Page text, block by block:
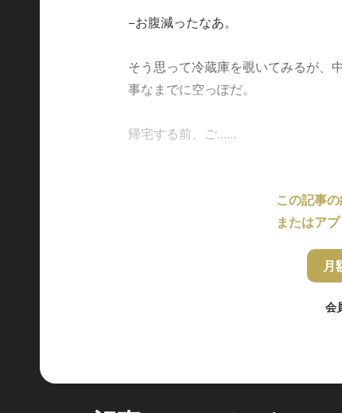
−お腹減ったなあ。
そう思って冷蔵庫を覗いてみるが、
事なまでに空っぽだ。
帰宅する前、ご......
この記事
またはア
月
会